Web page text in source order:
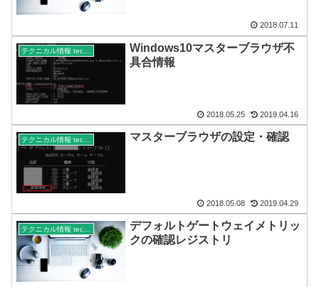
2018.07.11
テクニカル情報 technical
Windows10マスターブラウザ不
具合情報
2018.05.25 2019.04.16
テクニカル情報 technical マスターブラウザの設定・確認
2018.05.08 2019.04.29
テクニカル情報 technical
デフォルトゲートウェイメトリッ
クの確認レジストリ